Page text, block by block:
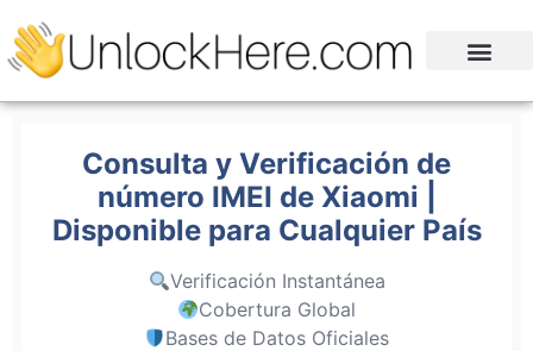
Consulta y Verificación de
número IMEI de Xiaomi |
Disponible para Cualquier País
Verificación Instantánea
Cobertura Global
Bases de Datos Oficiales